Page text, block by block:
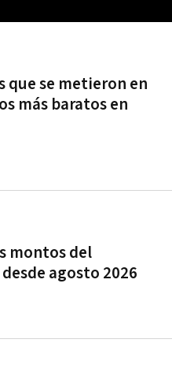
que se metieron en
más baratos en
montos del
agosto 2026